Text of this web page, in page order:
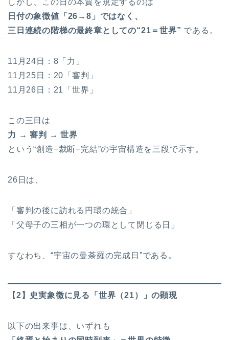
しかし、この日の本質を規定するのは
日付の象徴値「26→8」ではなく、
三日連続の階梯の最終章としての“21＝世界” である。
11月24日：8「力」
11月25日：20「審判」
11月26日：21「世界」
この三日は
力 → 審判 → 世界
という“創造−裁断−完結”の宇宙構造を三段で示す。
26日は、
「審判の後に訪れる円環の統合」
「父母子の三相が一つの環として閉じる日」
すなわち、“宇宙の曼荼羅の完成日”である。
【2】史実象徴に見る「世界（21）」の顕現
以下の出来事は、いずれも